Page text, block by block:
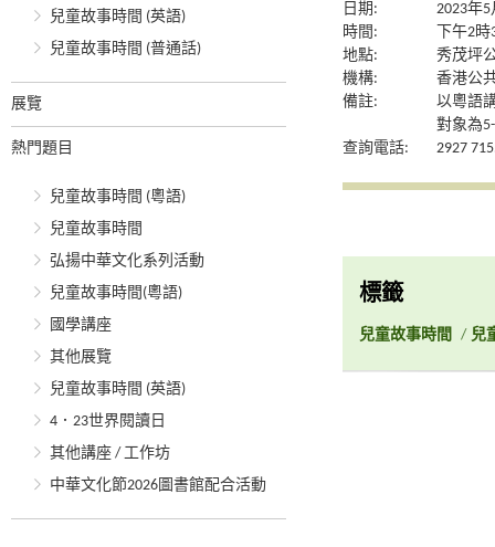
兒童故事時間 (英語)
兒童故事時間 (普通話)
展覽
熱門題目
兒童故事時間 (粵語)
兒童故事時間
弘揚中華文化系列活動
兒童故事時間(粵語)
國學講座
其他展覽
兒童故事時間 (英語)
4．23世界閱讀日
其他講座 / 工作坊
中華文化節2026圖書館配合活動
日期:
2023年
時間:
下午2
地點:
秀茂坪
機構:
香港公
備註:
以粵語
對象為
查詢電話:
2927
標籤
兒童故事時間 / 兒